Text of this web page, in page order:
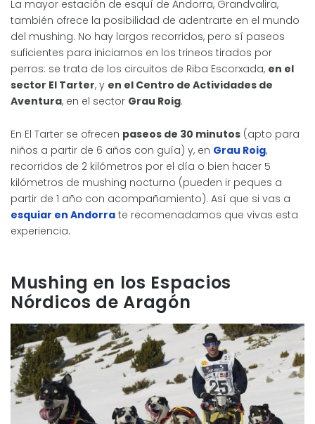
La mayor estación de esquí de Andorra, Grandvalira,
también ofrece la posibilidad de adentrarte en el mundo
del mushing. No hay largos recorridos, pero sí paseos
suficientes para iniciarnos en los trineos tirados por
perros: se trata de los circuitos de Riba Escorxada, en el
sector El Tarter, y en el Centro de Actividades de
Aventura, en el sector Grau Roig.
En El Tarter se ofrecen paseos de 30 minutos (apto para
niños a partir de 6 años con guía) y, en Grau Roig,
recorridos de 2 kilómetros por el día o bien hacer 5
kilómetros de mushing nocturno (pueden ir peques a
partir de 1 año con acompañamiento). Así que si vas a
esquiar en Andorra te recomenadamos que vivas esta
experiencia.
Mushing en los Espacios
Nórdicos de Aragón